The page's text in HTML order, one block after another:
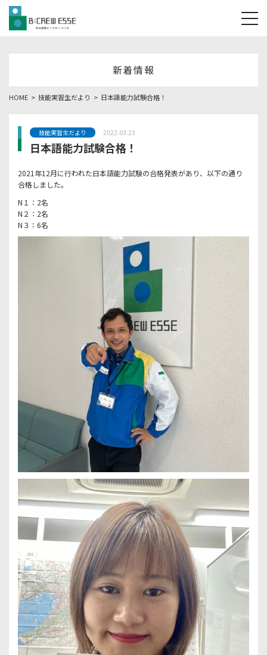
新着情報
HOME 技能実習生だより 日本語能力試験合格！
技能実習生だより 2022.03.23
日本語能力試験合格！
2021年12月に行われた日本語能力試験の合格発表があり、以下の通り
合格しました。
N１：2名
N２：2名
N３：6名